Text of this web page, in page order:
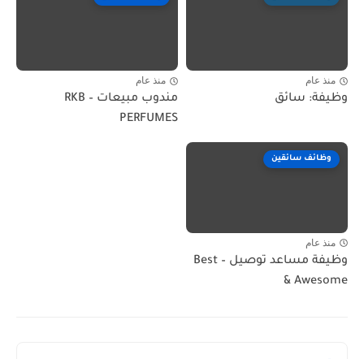
منذ عام
وظيفة: سائق
منذ عام
مندوب مبيعات – RKB
PERFUMES
وظائف سائقين
منذ عام
وظيفة مساعد توصيل – Best
& Awesome